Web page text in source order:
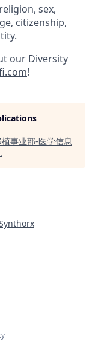
sex,
citizenship,
our Diversity
!
事业部-医学信息
.